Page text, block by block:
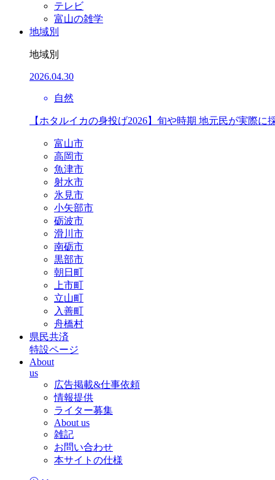
テレビ
富山の雑学
地域別
地域別
2026.04.30
自然
【ホタルイカの身投げ2026】旬や時期 地元民が実際に
富山市
高岡市
魚津市
射水市
氷見市
小矢部市
砺波市
滑川市
南砺市
黒部市
朝日町
上市町
立山町
入善町
舟橋村
県民共済
特設ページ
About
us
広告掲載&仕事依頼
情報提供
ライター募集
About us
雑記
お問い合わせ
本サイトの仕様